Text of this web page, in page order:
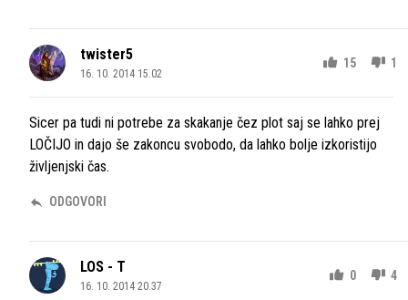
twister5
16. 10. 2014 15.02
15 1
Sicer pa tudi ni potrebe za skakanje čez plot saj se lahko prej
LOČIJO in dajo še zakoncu svobodo, da lahko bolje izkoristijo
življenjski čas.
ODGOVORI
LOS - T
16. 10. 2014 20.37
0 4